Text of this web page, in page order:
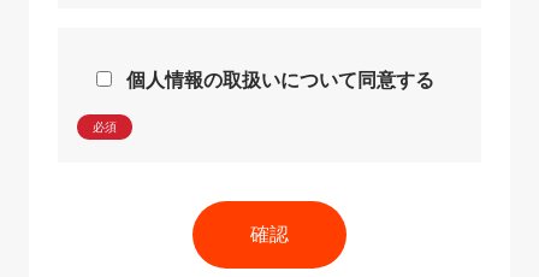
個人情報の取扱いについて同意する
必須